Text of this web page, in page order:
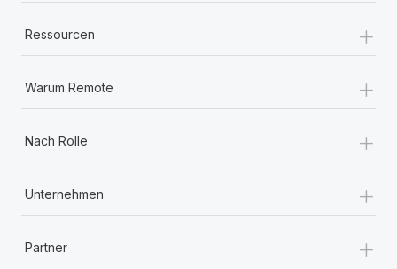
Ressourcen +
Warum Remote +
Nach Rolle +
Unternehmen +
Partner +